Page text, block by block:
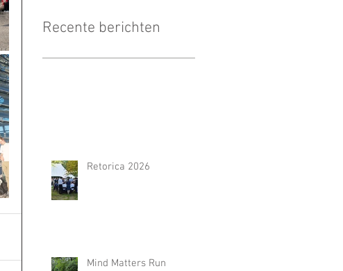
Recente berichten
Retorica 2026
Mind Matters Run